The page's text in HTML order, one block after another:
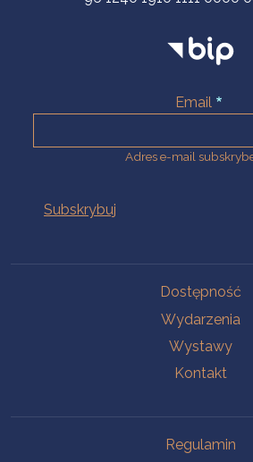
Email
Adres e-mail
Dostępność
Wydarzenia
Wystawy
Kontakt
Regulamin